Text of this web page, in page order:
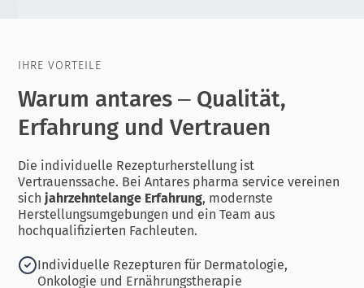
IHRE VORTEILE
Warum antares – Qualität,
Erfahrung und Vertrauen
Die individuelle Rezepturherstellung ist
Vertrauenssache. Bei Antares pharma service vereinen
sichjahrzehntelange Erfahrung, modernste
Herstellungsumgebungen und ein Team aus
hochqualifizierten Fachleuten.
Individuelle Rezepturen für Dermatologie,
Onkologie und Ernährungstherapie